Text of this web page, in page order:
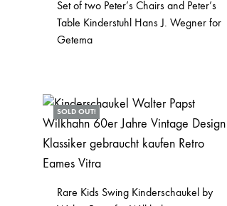
Set of two Peter’s Chairs and Peter’s
Table Kinderstuhl Hans J. Wegner for
Getema
SOLD OUT!
Rare Kids Swing Kinderschaukel by